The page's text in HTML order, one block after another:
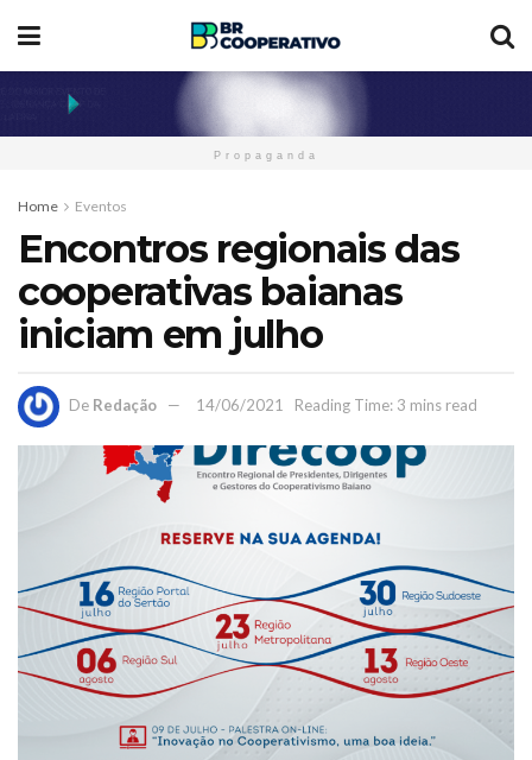
Propaganda
Home Eventos
Encontros regionais das
cooperativas baianas
iniciam em julho
De Redação 14/06/2021 Reading Time: 3 mins read